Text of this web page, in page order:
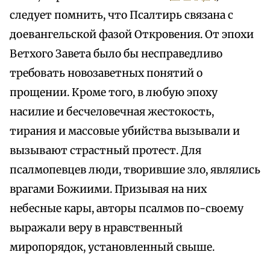
следует помнить, что Псалтирь связана с
доевангельской фазой Откровения. От эпохи
Ветхого Завета было бы несправедливо
требовать новозаветных понятий о
прощении. Кроме того, в любую эпоху
насилие и бесчеловечная жестокость,
тирания и массовые убийства вызывали и
вызывают страстный протест. Для
псалмопевцев люди, творившие зло, являлись
врагами Божиими. Призывая на них
небесные кары, авторы псалмов по-своему
выражали веру в нравственный
миропорядок, установленный свыше.